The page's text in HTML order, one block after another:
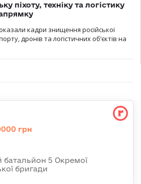
піхоту, техніку та логістику
кадри знищення російської
дронів та логістичних об’єктів на
грн
батальйон 5 Окремої
бригади